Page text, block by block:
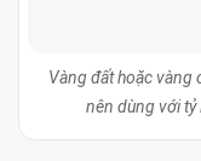
Vàng đất hoặc vàng
nên dùng với tỷ